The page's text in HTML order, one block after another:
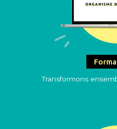
Transformons